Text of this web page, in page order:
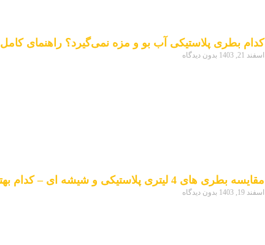
کدام بطری پلاستیکی آب بو و مزه نمی‌گیرد؟ راهنمای کامل
اسفند 21, 1403 بدون دیدگاه
مقایسه بطری های 4 لیتری پلاستیکی و شیشه ای – کدام بهتر است؟
اسفند 19, 1403 بدون دیدگاه